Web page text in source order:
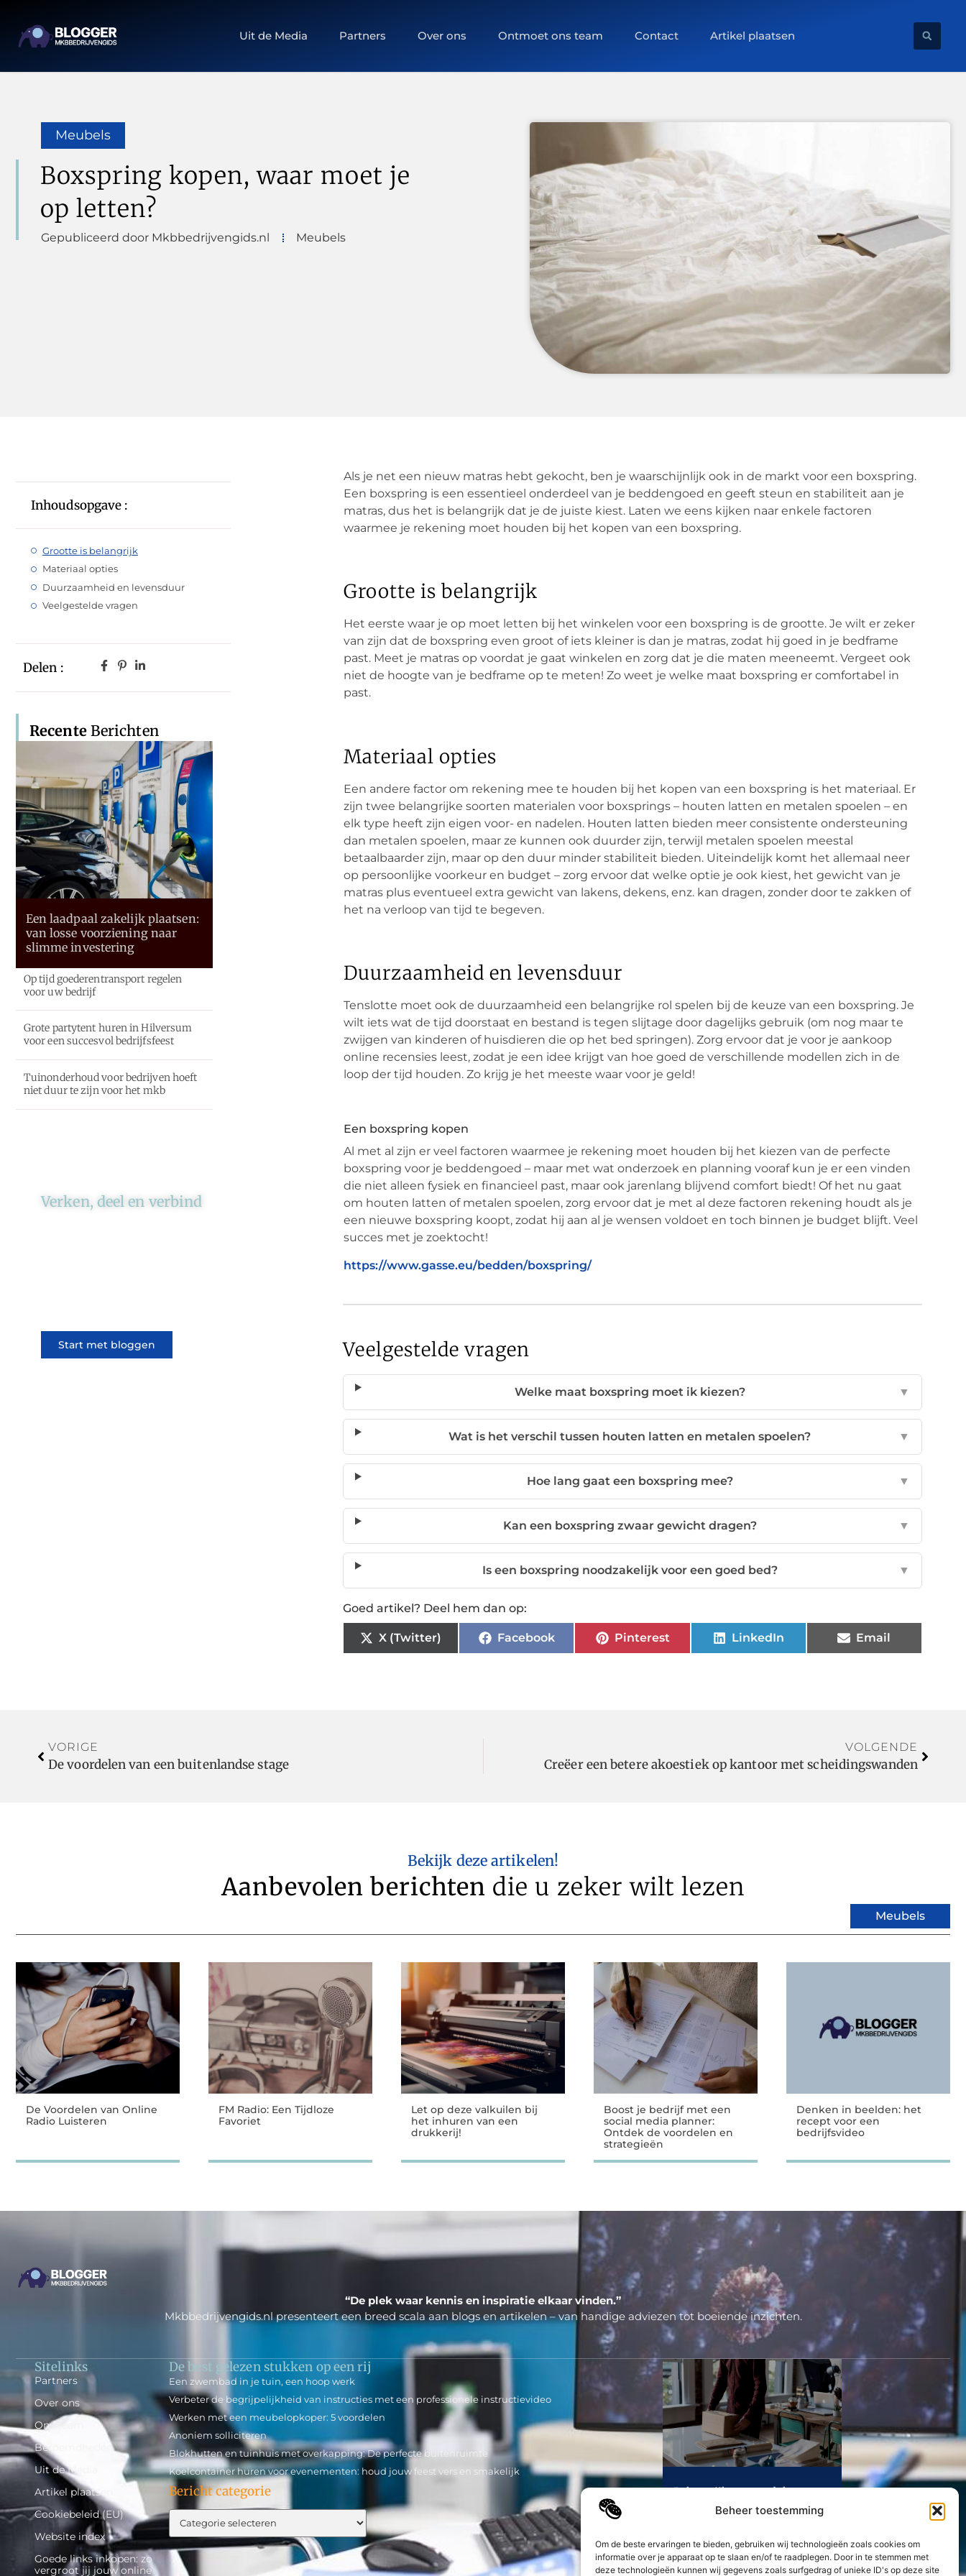
Beheer toestemming
Om de beste ervaringen te bieden, gebruiken wij technologieën zoals cookies om
informatie over je apparaat op te slaan en/of te raadplegen. Door in te stemmen met
deze technologieën kunnen wij gegevens zoals surfgedrag of unieke ID's op deze site
Uit de Media Partners Over ons Ontmoet ons team Contact Artikel plaatsen
Meubels
Boxspring kopen, waar moet je
op letten?
Gepubliceerd door Mkbbedrijvengids.nl Meubels
Inhoudsopgave :
Grootte is belangrijk
Materiaal opties
Duurzaamheid en levensduur
Veelgestelde vragen
Delen :
RecenteBerichten
Een laadpaal zakelijk plaatsen:
van losse voorziening naar
slimme investering
Op tijd goederentransport regelen
voor uw bedrijf
Grote partytent huren in Hilversum
voor een succesvol bedrijfsfeest
Tuinonderhoud voor bedrijven hoeft
niet duur te zijn voor het mkb
Verken, deel en verbind
Start met bloggen
Als je net een nieuw matras hebt gekocht, ben je waarschijnlijk ook in de markt voor een boxspring.
Een boxspring is een essentieel onderdeel van je beddengoed en geeft steun en stabiliteit aan je
matras, dus het is belangrijk dat je de juiste kiest. Laten we eens kijken naar enkele factoren
waarmee je rekening moet houden bij het kopen van een boxspring.
Grootte is belangrijk
Het eerste waar je op moet letten bij het winkelen voor een boxspring is de grootte. Je wilt er zeker
van zijn dat de boxspring even groot of iets kleiner is dan je matras, zodat hij goed in je bedframe
past. Meet je matras op voordat je gaat winkelen en zorg dat je die maten meeneemt. Vergeet ook
niet de hoogte van je bedframe op te meten! Zo weet je welke maat boxspring er comfortabel in
past.
Materiaal opties
Een andere factor om rekening mee te houden bij het kopen van een boxspring is het materiaal. Er
zijn twee belangrijke soorten materialen voor boxsprings – houten latten en metalen spoelen – en
elk type heeft zijn eigen voor- en nadelen. Houten latten bieden meer consistente ondersteuning
dan metalen spoelen, maar ze kunnen ook duurder zijn, terwijl metalen spoelen meestal
betaalbaarder zijn, maar op den duur minder stabiliteit bieden. Uiteindelijk komt het allemaal neer
op persoonlijke voorkeur en budget – zorg ervoor dat welke optie je ook kiest, het gewicht van je
matras plus eventueel extra gewicht van lakens, dekens, enz. kan dragen, zonder door te zakken of
het na verloop van tijd te begeven.
Duurzaamheid en levensduur
Tenslotte moet ook de duurzaamheid een belangrijke rol spelen bij de keuze van een boxspring. Je
wilt iets wat de tijd doorstaat en bestand is tegen slijtage door dagelijks gebruik (om nog maar te
zwijgen van kinderen of huisdieren die op het bed springen). Zorg ervoor dat je voor je aankoop
online recensies leest, zodat je een idee krijgt van hoe goed de verschillende modellen zich in de
loop der tijd houden. Zo krijg je het meeste waar voor je geld!
Een boxspring kopen
Al met al zijn er veel factoren waarmee je rekening moet houden bij het kiezen van de perfecte
boxspring voor je beddengoed – maar met wat onderzoek en planning vooraf kun je er een vinden
die niet alleen fysiek en financieel past, maar ook jarenlang blijvend comfort biedt! Of het nu gaat
om houten latten of metalen spoelen, zorg ervoor dat je met al deze factoren rekening houdt als je
een nieuwe boxspring koopt, zodat hij aan al je wensen voldoet en toch binnen je budget blijft. Veel
succes met je zoektocht!
https://www.gasse.eu/bedden/boxspring/
Veelgestelde vragen
Welke maat boxspring moet ik kiezen? ▼
Wat is het verschil tussen houten latten en metalen spoelen? ▼
Hoe lang gaat een boxspring mee? ▼
Kan een boxspring zwaar gewicht dragen? ▼
Is een boxspring noodzakelijk voor een goed bed? ▼
Goed artikel? Deel hem dan op:
X (Twitter) Facebook Pinterest LinkedIn Email
VORIGE
De voordelen van een buitenlandse stage
VOLGENDE
Creëer een betere akoestiek op kantoor met scheidingswanden
Bekijk deze artikelen!
Aanbevolen berichten die u zeker wilt lezen
Meubels
De Voordelen van Online
Radio Luisteren
FM Radio: Een Tijdloze
Favoriet
Let op deze valkuilen bij
het inhuren van een
drukkerij!
Boost je bedrijf met een
social media planner:
Ontdek de voordelen en
strategieën
Denken in beelden: het
recept voor een
bedrijfsvideo
“De plek waar kennis en inspiratie elkaar vinden.”
Mkbbedrijvengids.nl presenteert een breed scala aan blogs en artikelen – van handige adviezen tot boeiende inzichten.
Sitelinks
Partners
Over ons
Ons team
Beroemdheden
Uit de Media
Artikel plaatsen
Cookiebeleid (EU)
Website index
Goede links inkopen: zo
vergroot jij jouw online
De best gelezen stukken op een rij
Een zwembad in je tuin, een hoop werk
Verbeter de begrijpelijkheid van instructies met een professionele instructievideo
Werken met een meubelopkoper: 5 voordelen
Anoniem solliciteren
Blokhutten en tuinhuis met overkapping: De perfecte buitenruimte
Koelcontainer huren voor evenementen: houd jouw feest vers en smakelijk
Bericht categorie
Belangrijkste voordelen van
het aanbieden van
relatiegeschenken aan
Lees Verder »